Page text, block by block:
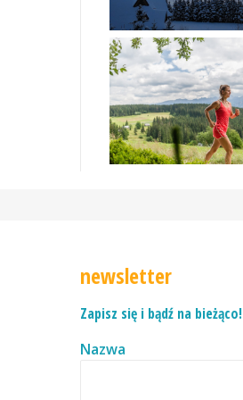
newsletter
Zapisz się i bądź na bieżąco!
Nazwa